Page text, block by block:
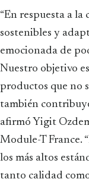
“En respuesta a
sostenibles y
emocionada de
Nuestro objetivo
productos que no
también
afirmó Yigit
Module-T France.
los más altos
tanto calidad